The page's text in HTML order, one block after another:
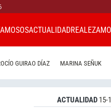
ACTUALIDADREALEZA
GUIRAO DÍAZ MARINA SEÑUK
ACTUALIDAD 15-